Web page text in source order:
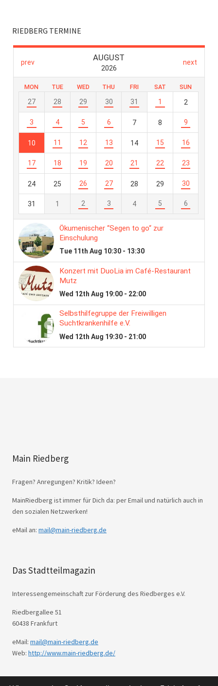
RIEDBERG TERMINE
Main Riedberg
Fragen? Anregungen? Kritik? Ideen?
MainRiedberg ist immer für Dich da: per Email und natürlich auch in
den sozialen Netzwerken!
eMail an: mail@main-riedberg.de
Das Stadtteilmagazin
Interessengemeinschaft zur Förderung des Riedberges e.V.
Riedbergallee 51
60438 Frankfurt
eMail: mail@main-riedberg.de
Web: http://www.main-riedberg.de/